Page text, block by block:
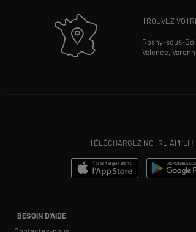
TROUVEZ
Rosny-sous-
Valence,
TÉLÉCHARGEZ NOTRE APPLI !
BESOIN D'AIDE